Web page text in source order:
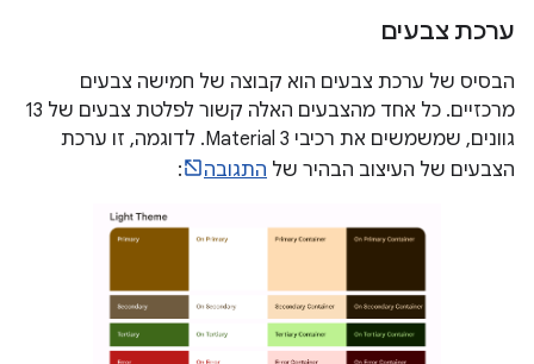
ערכת צבעים
הבסיס של ערכת צבעים הוא קבוצה של חמישה צבעים
מרכזיים. כל אחד מהצבעים האלה קשור לפלטת צבעים של 13
גוונים, שמשמשים את רכיבי Material 3. לדוגמה, זו ערכת
הצבעים של העיצוב הבהיר של התגובה :